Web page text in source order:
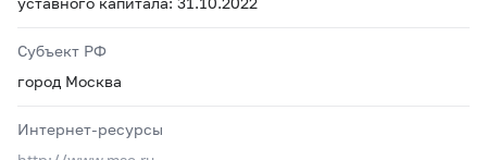
Субъект РФ
город Москва
Интернет-ресурсы